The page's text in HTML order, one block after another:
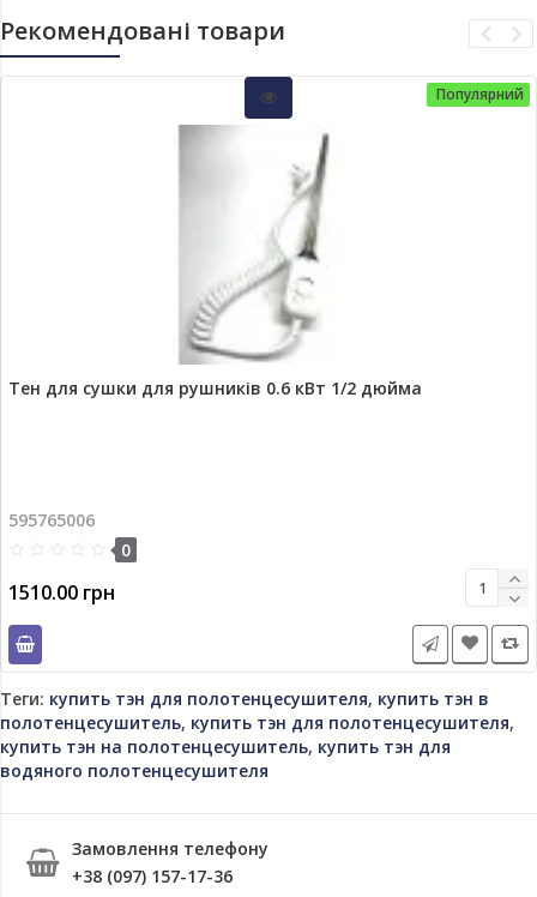
Рекомендовані товари
Популярний
Тен для сушки для рушників 0.6 кВт 1/2 дюйма
595765006
0
1510.00 грн
Теги: купить тэн для полотенцесушителя, купить тэн в
полотенцесушитель, купить тэн для полотенцесушителя,
купить тэн на полотенцесушитель, купить тэн для
водяного полотенцесушителя
Замовлення телефону
+38 (097) 157-17-36